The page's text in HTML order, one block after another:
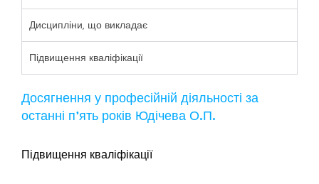
Дисципліни, що викладає
Підвищення кваліфікації
Досягнення у професійній діяльності за
останні п’ять років Юдічева О.П.
Підвищення кваліфікації